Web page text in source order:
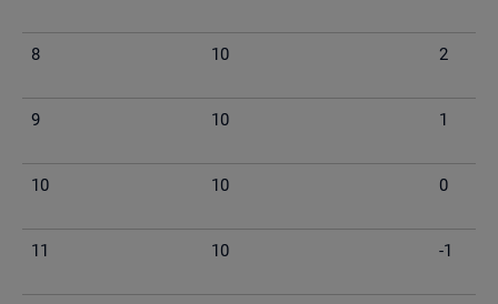
8 10 2
9 10 1
10 10 0
11 10 -1